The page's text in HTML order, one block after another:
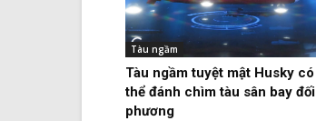
Tàu ngầm
Tàu ngầm tuyệt mật Husky có
thể đánh chìm tàu sân bay đối
phương